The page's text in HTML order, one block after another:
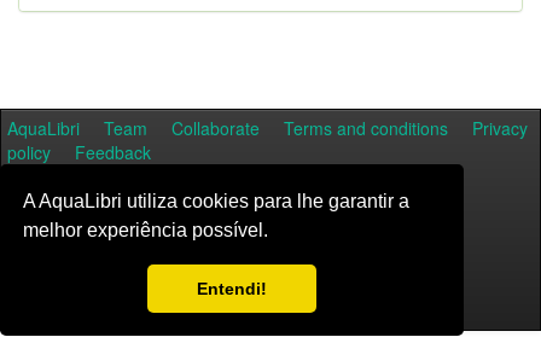
A AquaLibri utiliza cookies para lhe garantir a
melhor experiência possível.
Entendi!
AquaLibri Team Collaborate Terms and conditions
Privacy
policy
Feedback